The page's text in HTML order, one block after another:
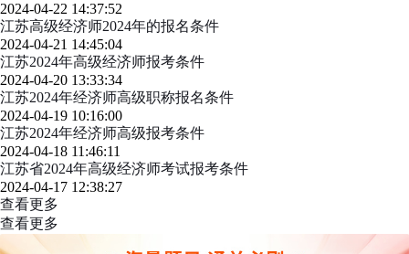
2024-04-22 14:37:52
江苏高级经济师2024年的报名条件
2024-04-21 14:45:04
江苏2024年高级经济师报考条件
2024-04-20 13:33:34
江苏2024年经济师高级职称报名条件
2024-04-19 10:16:00
江苏2024年经济师高级报考条件
2024-04-18 11:46:11
江苏省2024年高级经济师考试报考条件
2024-04-17 12:38:27
查看更多
查看更多